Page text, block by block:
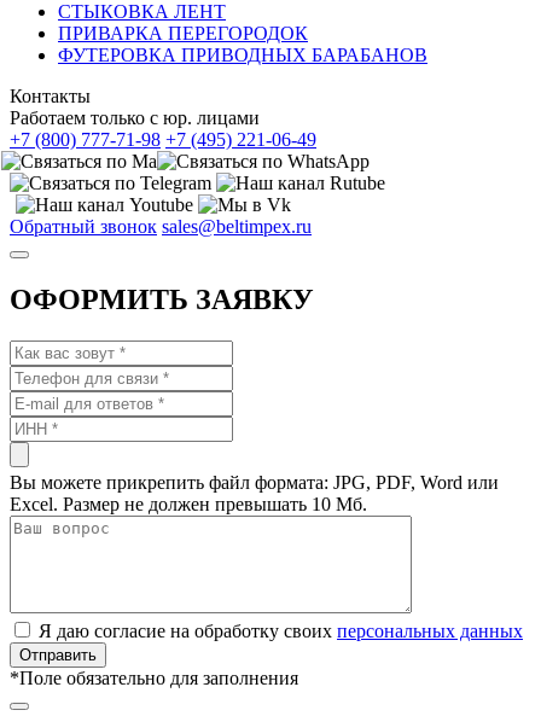
СТЫКОВКА ЛЕНТ
ПРИВАРКА ПЕРЕГОРОДОК
ФУТЕРОВКА ПРИВОДНЫХ БАРАБАНОВ
Контакты
Работаем только с юр. лицами
+7 (800) 777-71-98 +7 (495) 221-06-49
Обратный звонок sales@beltimpex.ru
ОФОРМИТЬ ЗАЯВКУ
Вы можете прикрепить файл формата: JPG, PDF, Word или
Excel. Размер не должен превышать 10 Мб.
Я даю согласие на обработку своих персональных данных
*Поле обязательно для заполнения